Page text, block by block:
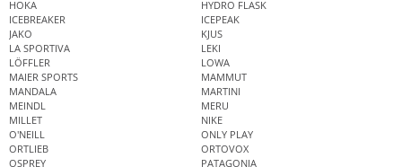
HOKA
HYDRO FLASK
ICEBREAKER
ICEPEAK
JAKO
KJUS
LA SPORTIVA
LEKI
LÖFFLER
LOWA
MAIER SPORTS
MAMMUT
MANDALA
MARTINI
MEINDL
MERU
MILLET
NIKE
O'NEILL
ONLY PLAY
ORTLIEB
ORTOVOX
OSPREY
PATAGONIA